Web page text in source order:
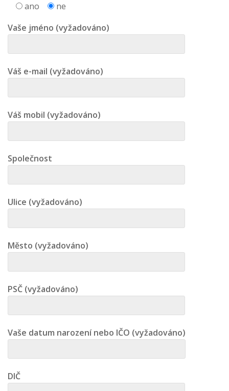
ano
ne
Vaše jméno (vyžadováno)
Váš e-mail (vyžadováno)
Váš mobil (vyžadováno)
Společnost
Ulice (vyžadováno)
Město (vyžadováno)
PSČ (vyžadováno)
Vaše datum narození nebo IČO (vyžadováno)
DIČ